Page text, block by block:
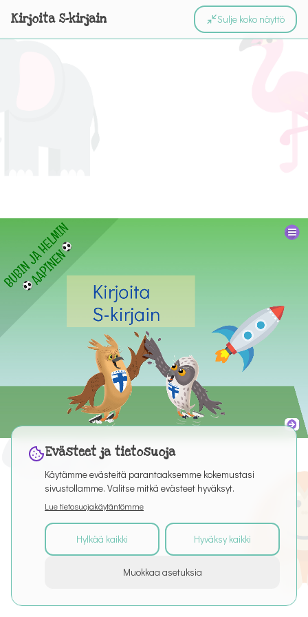
Kirjoita S-kirjain Sulje koko näyttö
Kaikki oikeudet pidätetään
ArtikkelitPuro EditorTietosuoja
Evästeet ja tietosuoja
Käytämme evästeitä parantaaksemme kokemustasi
sivustollamme. Valitse mitkä evästeet hyväksyt.
Lue tietosuojakäytäntömme
Hylkää kaikki Hyväksy kaikki
Muokkaa asetuksia